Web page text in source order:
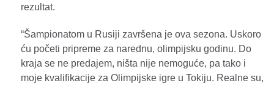
rezultat.
“Šampionatom u Rusiji završena je ova sezona. Uskoro
ću početi pripreme za narednu, olimpijsku godinu. Do
kraja se ne predajem, ništa nije nemoguće, pa tako i
moje kvalifikacije za Olimpijske igre u Tokiju. Realne su,